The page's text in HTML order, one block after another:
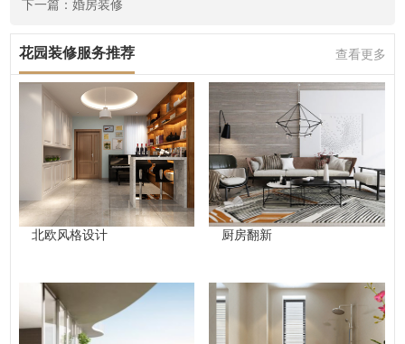
下一篇：婚房装修
花园装修服务推荐 查看更多
北欧风格设计 厨房翻新